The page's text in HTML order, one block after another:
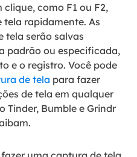
como F1 ou F2,
rapidamente. As
tela serão salvas
padrão ou especificada,
e o registro. Você pode
de tela para fazer
de tela em qualquer
Tinder, Bumble e Grindr